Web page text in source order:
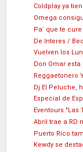
Coldplay ya
Omega
Pa´ que te
De Interes /
Vuelven los
Don Omar
Reggaetonero
Dj El Peluche,
Especial de
Eventours "Las
Abril trae a RD
Puerto Rico
Kewdy se